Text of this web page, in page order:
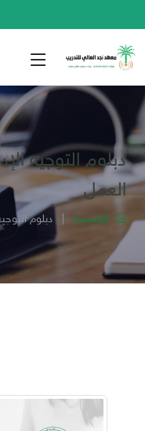
دبلوم التوجيه
العمل
الرئيسية | دبلوم